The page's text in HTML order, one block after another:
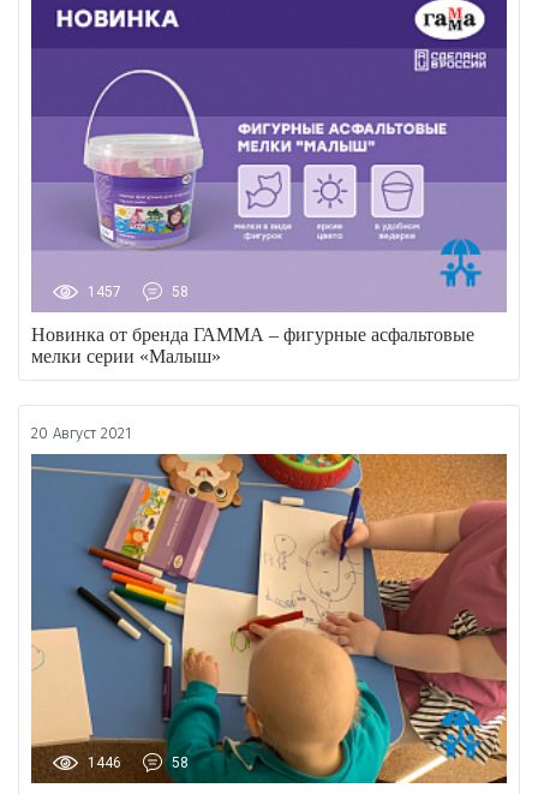
1457 58
Новинка от бренда ГАММА – фигурные асфальтовые
мелки серии «Малыш»
20 Август 2021
1446 58